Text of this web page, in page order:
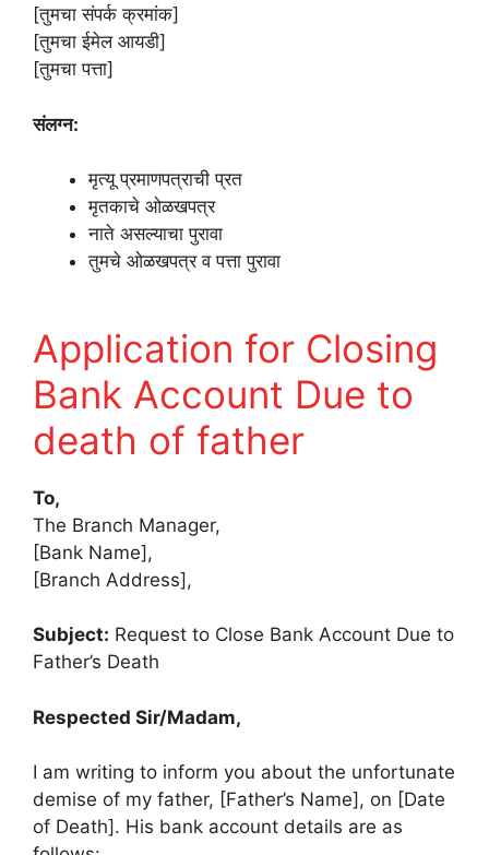
[तुमचा संपर्क क्रमांक]
[तुमचा ईमेल आयडी]
[तुमचा पत्ता]
संलग्न:
मृत्यू प्रमाणपत्राची प्रत
मृतकाचे ओळखपत्र
नाते असल्याचा पुरावा
तुमचे ओळखपत्र व पत्ता पुरावा
Application for Closing
Bank Account Due to
death of father
To,
The Branch Manager,
[Bank Name],
[Branch Address],
Subject: Request to Close Bank Account Due to
Father’s Death
Respected Sir/Madam,
I am writing to inform you about the unfortunate
demise of my father, [Father’s Name], on [Date
of Death]. His bank account details are as